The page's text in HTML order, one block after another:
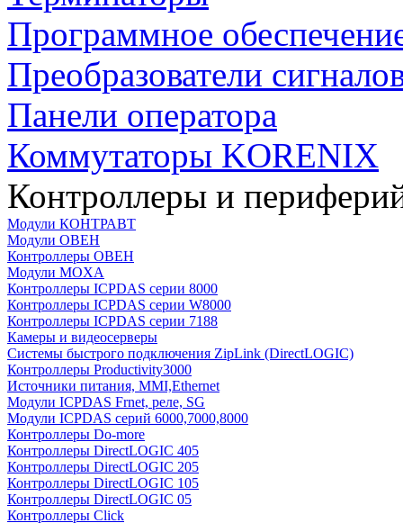
Программное
Преобразователи
Панели оператора
Коммутаторы KORENIX
Контроллеры и
Модули КОНТРАВТ
Модули ОВЕН
Контроллеры ОВЕН
Модули MOXA
Контроллеры ICPDAS серии 8000
Контроллеры ICPDAS серии W8000
Контроллеры ICPDAS серии 7188
Камеры и видеосерверы
Системы быстрого подключения ZipLink (DirectLOGIC)
Контроллеры Productivity3000
Источники питания, MMI,Ethernet
Модули ICPDAS Frnet, реле, SG
Модули ICPDAS серий 6000,7000,8000
Контроллеры Do-more
Контроллеры DirectLOGIC 405
Контроллеры DirectLOGIC 205
Контроллеры DirectLOGIC 105
Контроллеры DirectLOGIC 05
Контроллеры Click